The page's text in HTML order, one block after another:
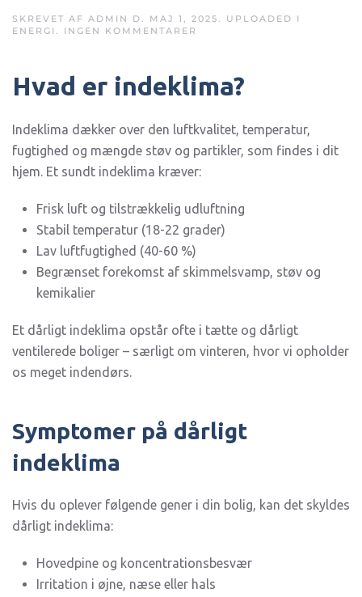
SKREVET AF ADMIN D. MAJ 1, 2025. UPLOADED I
ENERGI . INGEN KOMMENTARER
HVORFOR
NOGET
DIT
OG
Hvad er indeklima?
Indeklima dækker over den luftkvalitet, temperatur,
fugtighed og mængde støv og partikler, som findes i dit
hjem. Et sundt indeklima kræver:
Frisk luft og tilstrækkelig udluftning
Stabil temperatur (18-22 grader)
Lav luftfugtighed (40-60 %)
Begrænset forekomst af skimmelsvamp, støv og
kemikalier
Et dårligt indeklima opstår ofte i tætte og dårligt
ventilerede boliger – særligt om vinteren, hvor vi opholder
os meget indendørs.
Symptomer på dårligt
indeklima
Hvis du oplever følgende gener i din bolig, kan det skyldes
dårligt indeklima:
Hovedpine og koncentrationsbesvær
Irritation i øjne, næse eller hals